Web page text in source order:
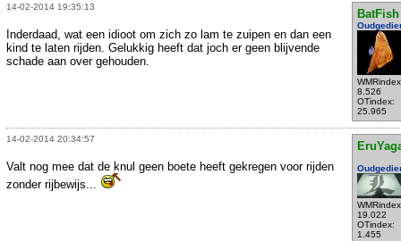
14-02-2014 19:35:13
BatFish
8.526
OTindex:
25.965
Inderdaad, wat een idioot om zich zo lam te zuipen en dan een
kind te laten rijden. Gelukkig heeft dat joch er geen blijvende
schade aan over gehouden.
14-02-2014 20:34:57
19.022
OTindex:
1.455
Valt nog mee dat de knul geen boete heeft gekregen voor rijden
zonder rijbewijs...